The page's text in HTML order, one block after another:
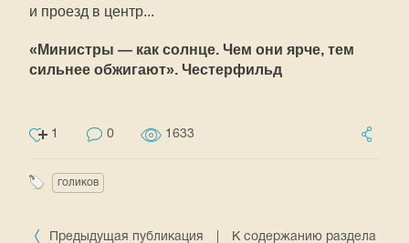
и проезд в центр...
«Министры — как солнце. Чем они ярче, тем
сильнее обжигают». Честерфильд
1 0 1633
голиков
Предыдущая публикация
К содержанию раздела